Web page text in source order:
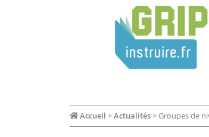
Accueil >Actualités> Groupes de